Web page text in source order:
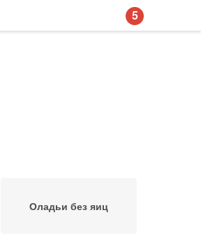
Оладьи без яиц
5